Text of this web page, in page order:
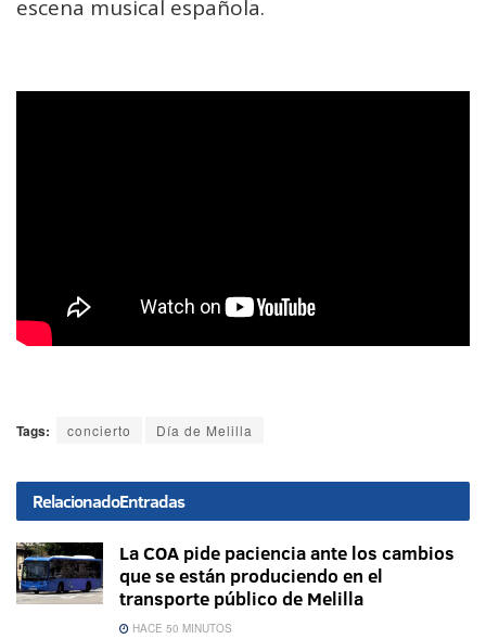
escena musical española.
Tags: concierto Día de Melilla
RelacionadoEntradas
La COA pide paciencia ante los cambios
que se están produciendo en el
transporte público de Melilla
HACE 50 MINUTOS